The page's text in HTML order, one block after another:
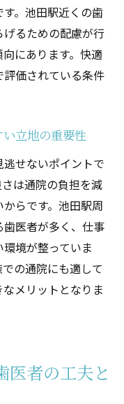
。池田駅近くの歯
るための配慮が行
にあります。快適
価されている条件
立地の重要性
せないポイントで
は通院の負担を減
らです。池田駅周
医者が多く、仕事
境が整っていま
の通院にも適して
メリットとなりま
医者の工夫と